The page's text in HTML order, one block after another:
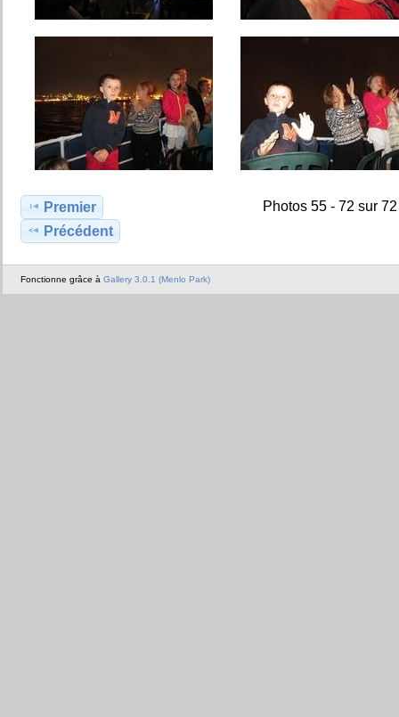
Premier
Précédent
Photos 55 - 72 sur 72
Fonctionne grâce à Gallery 3.0.1 (Menlo Park)